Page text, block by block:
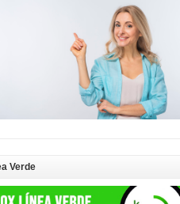
Verde